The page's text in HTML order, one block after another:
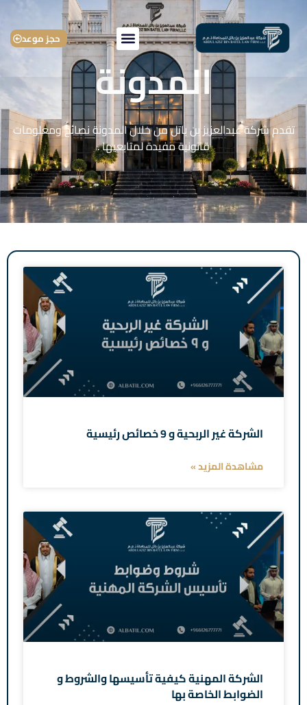
حجز موعد
المدونة
تقدم شركة عبدالعزيز بن باتل من خلال المدونة نصائح ومعلومات
قانونية مفيدة لمتابعيها .
الشركة غير الربحية و 9 خصائص رئيسية
مشاهدة المزيد »
الشركة المهنية كيفية تأسيسها والشروط و
الضوابط الخاصة بها